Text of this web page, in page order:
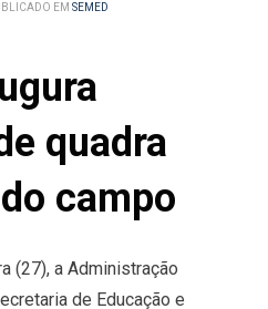
EM SEMED
quadra
campo
(27), a Administração
de Educação e